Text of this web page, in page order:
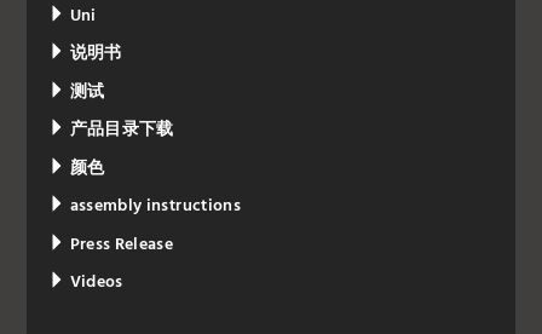
Uni
说明书
测试
产品目录下载
颜色
assembly instructions
Press Release
Videos